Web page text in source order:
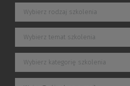
Wybierz rodzaj szkolenia
Wybierz temat szkolenia
Wybierz kategorię szkolenia